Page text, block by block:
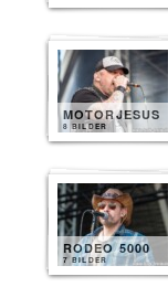
MOTORJESUS
8 BILDER
RODEO 5000
7 BILDER